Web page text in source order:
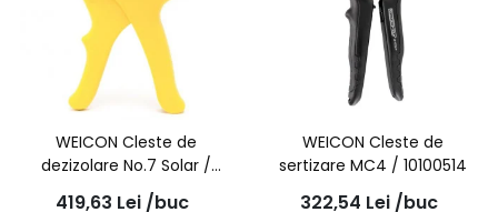
WEICON Cleste de
dezizolare No.7 Solar /
51002007 (10025011)
419,63 Lei /buc
WEICON Cleste de
sertizare MC4 / 10100514
322,54 Lei /buc